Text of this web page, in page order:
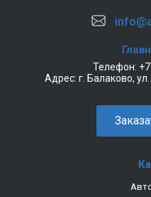
Телефон:
Адрес: г. Балаково,